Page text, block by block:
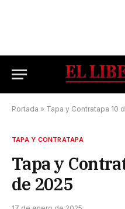
Portada » Tapa y Contratapa 10
TAPA Y CONTRATAPA
Tapa y
de 2025